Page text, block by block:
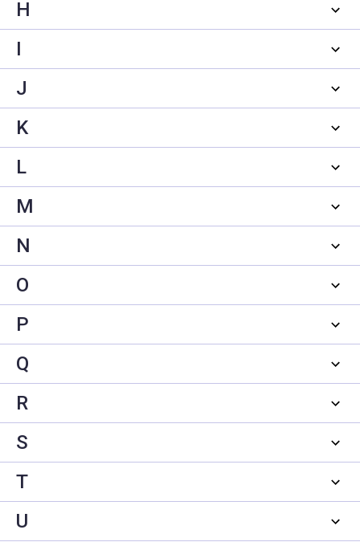
H
I
J
K
L
M
N
O
P
Q
R
S
T
U